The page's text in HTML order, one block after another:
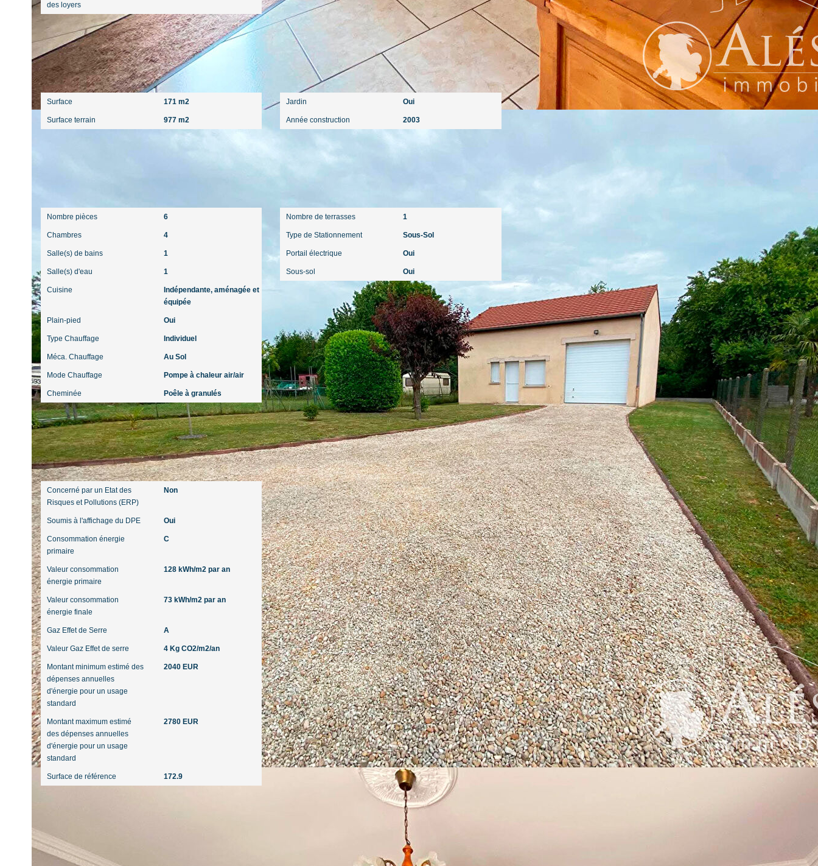
des loyers
Surfaces
Surface 171 m2
Surface terrain 977 m2
Extérieur
Jardin Oui
Année construction 2003
Nombre pièces 6
Chambres 4
Salle(s) de bains 1
Salle(s) d'eau 1
Cuisine
Indépendante, aménagée et
équipée
Plain-pied Oui
Type Chauffage Individuel
Méca. Chauffage Au Sol
Mode Chauffage Pompe à chaleur air/air
Cheminée Poêle à granulés
Nombre de terrasses 1
Type de Stationnement Sous-Sol
Portail électrique Oui
Sous-sol Oui
Diagnostics
Concerné par un Etat des
Risques et Pollutions (ERP)
Non
Soumis à l'affichage du DPE Oui
Consommation énergie
primaire
C
Valeur consommation
énergie primaire
128 kWh/m2 par an
Valeur consommation
énergie finale
73 kWh/m2 par an
Gaz Effet de Serre A
Valeur Gaz Effet de serre 4 Kg CO2/m2/an
Montant minimum estimé des
dépenses annuelles
d'énergie pour un usage
standard
2040 EUR
Montant maximum estimé
des dépenses annuelles
d'énergie pour un usage
standard
2780 EUR
Surface de référence 172.9